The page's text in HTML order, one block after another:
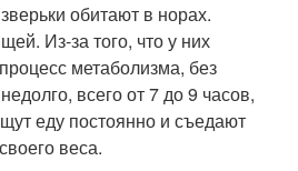
обитают в норах.
Из-за того, что у них
метаболизма, без
всего от 7 до 9 часов,
еду постоянно и съедают
веса.